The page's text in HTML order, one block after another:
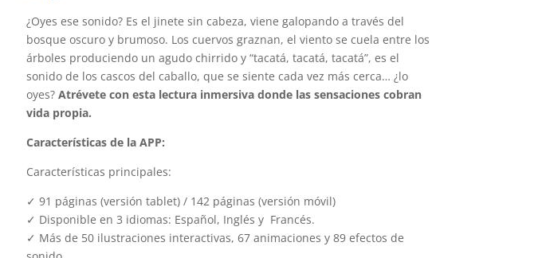
¿Oyes ese sonido? Es el jinete sin cabeza, viene galopando a través del
bosque oscuro y brumoso. Los cuervos graznan, el viento se cuela entre los
árboles produciendo un agudo chirrido y “tacatá, tacatá, tacatá”, es el
sonido de los cascos del caballo, que se siente cada vez más cerca… ¿lo
oyes? Atrévete con esta lectura inmersiva donde las sensaciones cobran
vida propia.
Características de la APP:
Características principales:
✓ 91 páginas (versión tablet) / 142 páginas (versión móvil)
✓ Disponible en 3 idiomas: Español, Inglés y Francés.
✓ Más de 50 ilustraciones interactivas, 67 animaciones y 89 efectos de